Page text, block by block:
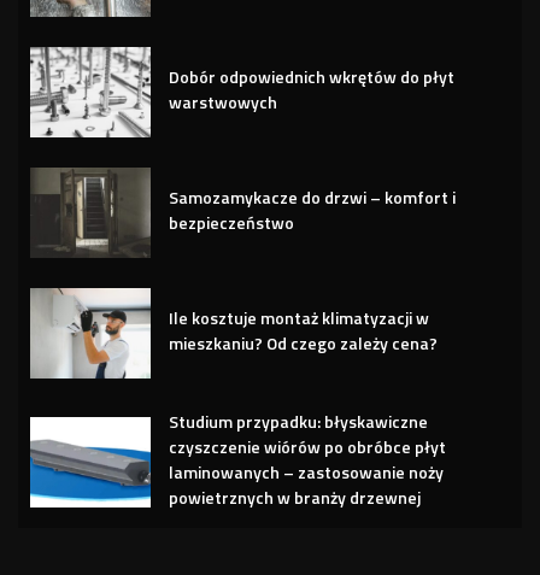
Dobór odpowiednich wkrętów do płyt
warstwowych
Samozamykacze do drzwi – komfort i
bezpieczeństwo
Ile kosztuje montaż klimatyzacji w
mieszkaniu? Od czego zależy cena?
Studium przypadku: błyskawiczne
czyszczenie wiórów po obróbce płyt
laminowanych – zastosowanie noży
powietrznych w branży drzewnej